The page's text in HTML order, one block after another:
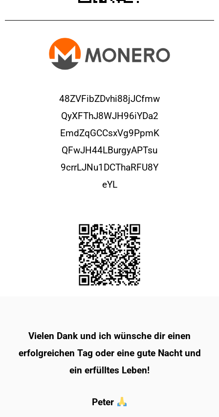
48ZVFibZDvhi88jJCfmw
QyXFThJ8WJH96iYDa2
EmdZqGCCsxVg9PpmK
QFwJH44LBurgyAPTsu
9crrLJNu1DCThaRFU8Y
eYL
Vielen Dank und ich wünsche dir einen
erfolgreichen Tag oder eine gute Nacht und
ein erfülltes Leben!
Peter